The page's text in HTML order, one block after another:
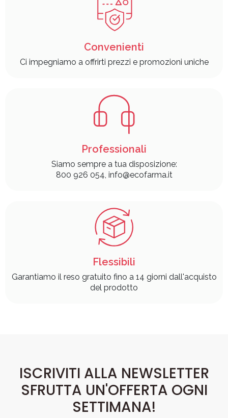
Convenienti
Ci impegniamo a offrirti prezzi e promozioni uniche
Professionali
Siamo sempre a tua disposizione:
800 926 054, info@ecofarma.it
Flessibili
Garantiamo il reso gratuito fino a 14 giorni dall'acquisto
del prodotto
ISCRIVITI ALLA NEWSLETTER
SFRUTTA UN'OFFERTA OGNI
SETTIMANA!